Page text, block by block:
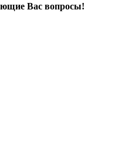
Вас вопросы!